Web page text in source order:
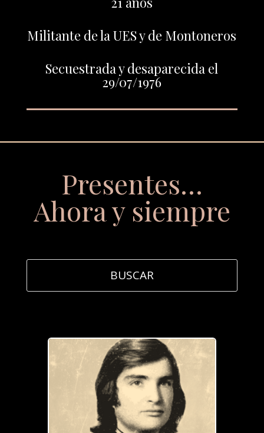
Militante de la UES y de Montoneros
Secuestrada y desaparecida el
29/07/1976
Presentes…
Ahora y siempre